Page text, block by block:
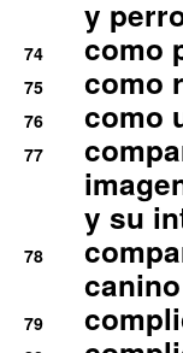
y
74 como
75 como
76 como
77
y su
78
79